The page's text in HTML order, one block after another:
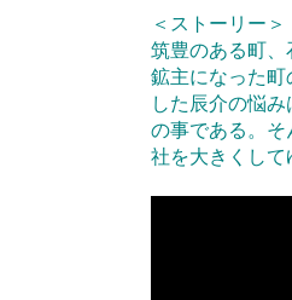
＜ストーリー＞
筑豊のある町
鉱主になった
した辰介の悩
の事である。
社を大きくして